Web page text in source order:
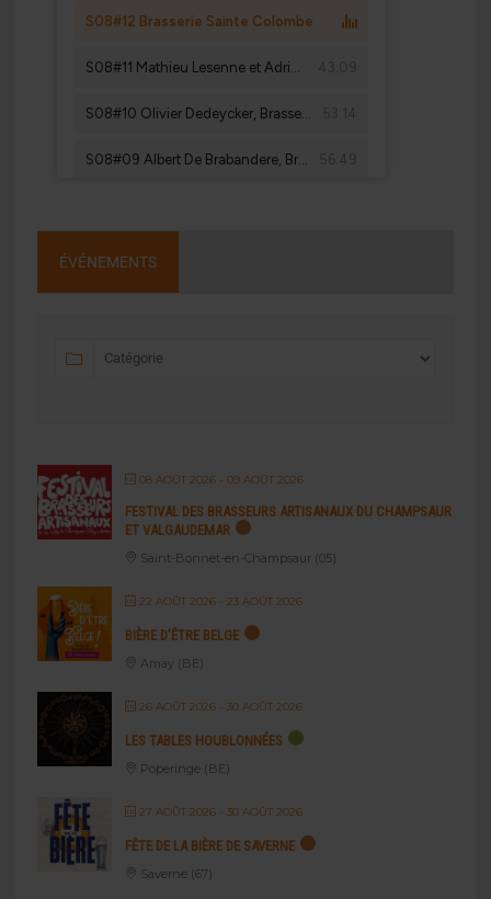
ÉVÉNEMENTS
08 AOÛT 2026- 09 AOÛT 2026
FESTIVAL DES BRASSEURS ARTISANAUX DU CHAMPSAUR
ET VALGAUDEMAR
Saint-Bonnet-en-Champsaur (05)
22 AOÛT 2026- 23 AOÛT 2026
BIÈRE D’ÊTRE BELGE
Amay (BE)
26 AOÛT 2026- 30 AOÛT 2026
LES TABLES HOUBLONNÉES
Poperinge (BE)
27 AOÛT 2026- 30 AOÛT 2026
FÊTE DE LA BIÈRE DE SAVERNE
Saverne (67)